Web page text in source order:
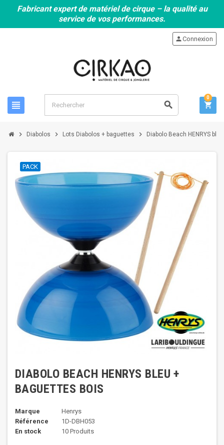
Fabricant expert de matériel de cirque – la qualité au
service de vos performances.
view_headline search
personConnexion
shopping_cart
0
chevron_right Diabolos chevron_right Lots Diabolos + baguettes chevron_right Diabolo Beach HENRYS
PACK
DIABOLO BEACH HENRYS BLEU +
BAGUETTES BOIS
Marque
Henrys
Référence
1D-DBH053
En stock
10 Produits